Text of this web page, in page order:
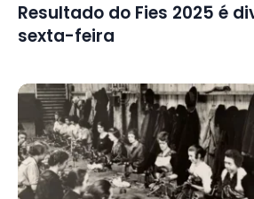
Resultado do Fies 2025 é
sexta-feira